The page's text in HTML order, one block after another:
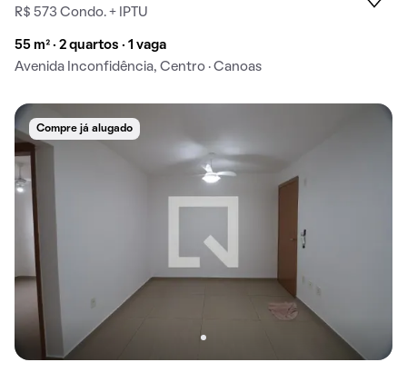
R$ 573 Condo. + IPTU
55 m² · 2 quartos · 1 vaga
Avenida Inconfidência, Centro · Canoas
Compre já alugado